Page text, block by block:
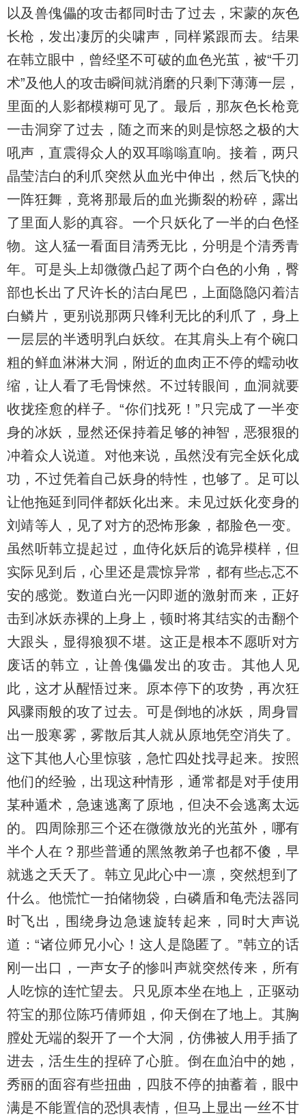
以及兽傀儡的攻击都同时击了过去，宋蒙的灰色
长枪，发出凄厉的尖啸声，同样紧跟而去。结果
在韩立眼中，曾经坚不可破的血色光茧，被“千刃
术”及他人的攻击瞬间就消磨的只剩下薄薄一层，
里面的人影都模糊可见了。最后，那灰色长枪竟
一击洞穿了过去，随之而来的则是惊怒之极的大
吼声，直震得众人的双耳嗡嗡直响。接着，两只
晶莹洁白的利爪突然从血光中伸出，然后飞快的
一阵狂舞，竟将那最后的血光撕裂的粉碎，露出
了里面人影的真容。一个只妖化了一半的白色怪
物。这人猛一看面目清秀无比，分明是个清秀青
年。可是头上却微微凸起了两个白色的小角，臀
部也长出了尺许长的洁白尾巴，上面隐隐闪着洁
白鳞片，更别说那两只锋利无比的利爪了，身上
一层层的半透明乳白妖纹。在其肩头上有个碗口
粗的鲜血淋淋大洞，附近的血肉正不停的蠕动收
缩，让人看了毛骨悚然。不过转眼间，血洞就要
收拢痊愈的样子。“你们找死！”只完成了一半变
身的冰妖，显然还保持着足够的神智，恶狠狠的
冲着众人说道。对他来说，虽然没有完全妖化成
功，不过凭着自己妖身的特性，也够了。足可以
让他拖延到同伴都妖化出来。未见过妖化变身的
刘靖等人，见了对方的恐怖形象，都脸色一变。
虽然听韩立提起过，血侍化妖后的诡异模样，但
实际见到后，心里还是震惊异常，都有些忐忑不
安的感觉。数道白光一闪即逝的激射而来，正好
击到冰妖赤裸的上身上，顿时将其结实的击翻个
大跟头，显得狼狈不堪。这正是根本不愿听对方
废话的韩立，让兽傀儡发出的攻击。其他人见
此，这才从醒悟过来。原本停下的攻势，再次狂
风骤雨般的攻了过去。可是倒地的冰妖，周身冒
出一股寒雾，雾散后其人就从原地凭空消失了。
这下其他人心里惊骇，急忙四处找寻起来。按照
他们的经验，出现这种情形，通常都是对手使用
某种遁术，急速逃离了原地，但决不会逃离太远
的。四周除那三个还在微微放光的光茧外，哪有
半个人在？那些普通的黑煞教弟子也都不傻，早
就逃之夭夭了。韩立见此心中一凛，突然想到了
什么。他慌忙一拍储物袋，白磷盾和龟壳法器同
时飞出，围绕身边急速旋转起来，同时大声说
道：“诸位师兄小心！这人是隐匿了。”韩立的话
刚一出口，一声女子的惨叫声就突然传来，所有
人吃惊的连忙望去。只见原本坐在地上，正驱动
符宝的那位陈巧倩师姐，仰天倒在了地上。其胸
膛处无端的裂开了一个大洞，仿佛被人用手插了
进去，活生生的捏碎了心脏。倒在血泊中的她，
秀丽的面容有些扭曲，四肢不停的抽蓄着，眼中
满是不能置信的恐惧表情，但马上显出一丝不甘